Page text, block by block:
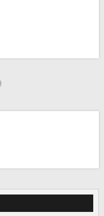
& Kompany
ングなど